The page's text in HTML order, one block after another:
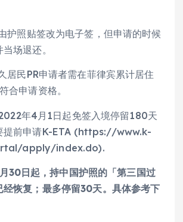
护照贴签改为电子签，但申请的时候
场退还。
居民PR申请者需在菲律宾累计居住
合申请资格。
年4月1日起免签入境停留180天
提前申请K-ETA (https://www.k-
apply/index.do).
30日起，持中国护照的「第三国过
经恢复；最多停留30天。具体参考下